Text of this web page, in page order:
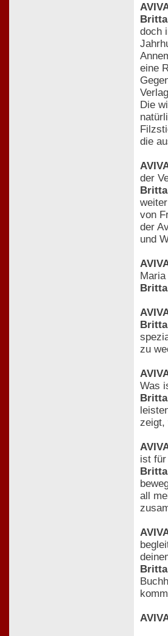
doch
eine
Die
die
der
von
der
und
zu
Was
zeigt,
ist
all